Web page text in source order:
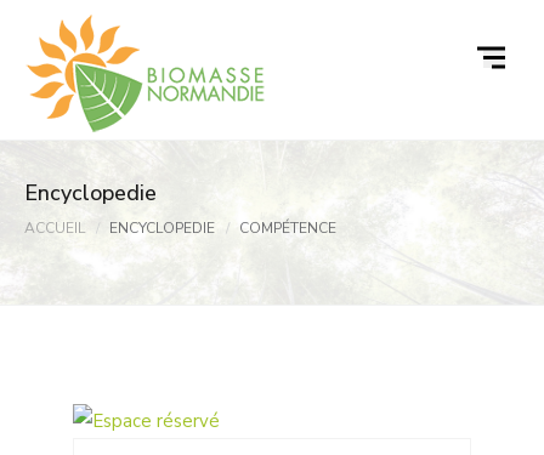
contenu
Encyclopedie
ACCUEIL ENCYCLOPEDIE COMPÉTENCE